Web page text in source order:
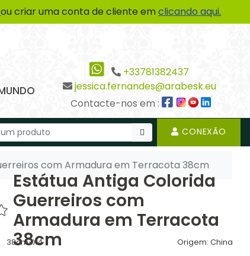
ou criar uma conta de cliente emclicando aqui.
+33781382437
jessica.fernandes@arabesk.eu
Contacte-nos em :
CONEXÃO
com Armadura em Terracota 38cm
Estátua Antiga Colorida
Guerreiros com
Armadura em Terracota
38cm
38cm-X4 Origem: China